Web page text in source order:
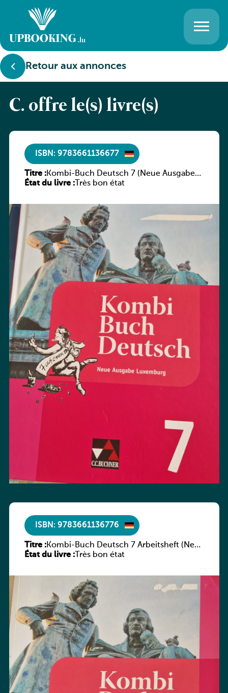
Retour aux annonces
C. offre le(s) livre(s)
ISBN: 9783661136677
Titre :Kombi-Buch Deutsch 7 (Neue Ausgabe
Luxemburg)
État du livre :Très bon état
ISBN: 9783661136776
Titre :Kombi-Buch Deutsch 7 Arbeitsheft (Neue
Ausgabe Luxemburg)
État du livre :Très bon état